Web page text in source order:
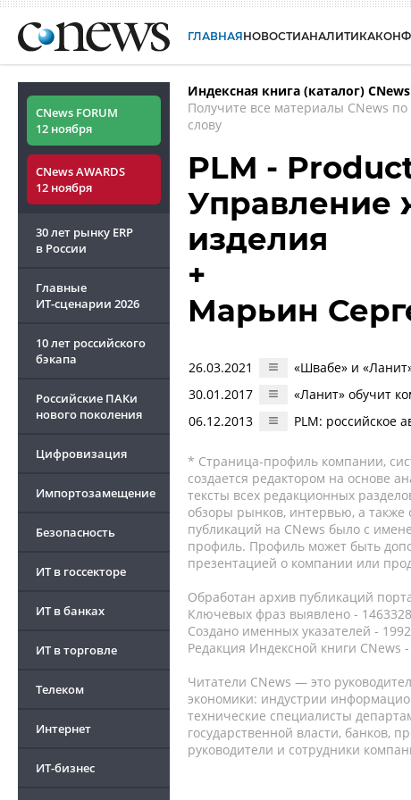
ГЛАВНАЯНОВОСТИАНАЛИТИКА
CNews FORUM
12 ноября
CNews AWARDS
12 ноября
30 лет рынку ERP
в России
Главные
ИТ-сценарии 2026
10 лет российского
бэкапа
Российские ПАКи
нового поколения
Цифровизация
Импортозамещение
Безопасность
ИТ в госсекторе
ИТ в банках
ИТ в торговле
Телеком
Интернет
ИТ-бизнес
Индексная книга (каталог) CNews
Получите все материалы CNews
слову
PLM -
Управление
изделия
+
Марьин
26.03.2021
«Швабе» и
30.01.2017
«Ланит» обучит
06.12.2013
PLM: российское
* Страница-профиль компании,
создается редактором на основе
тексты всех редакционных
обзоры рынков, интервью, а также
публикаций на CNews было с
профиль. Профиль может быть
презентацией о компании или
Обработан архив публикаций
Ключевых фраз выявлено -
Создано именных указателей -
Редакция Индексной книги CNews -
Читатели CNews — это
экономики: индустрии
технические специалисты
государственной власти, банков,
руководители и сотрудники